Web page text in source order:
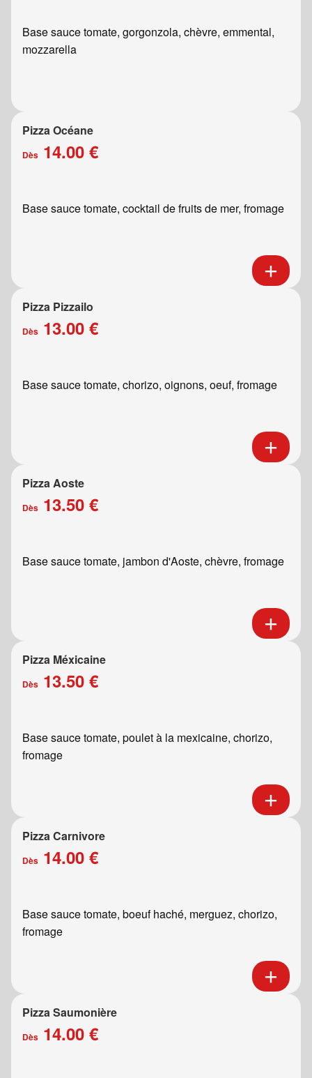
Base sauce tomate, gorgonzola, chèvre, emmental,
mozzarella
Pizza Océane
Dès 14.00 €
Base sauce tomate, cocktail de fruits de mer, fromage
Pizza Pizzailo
Dès 13.00 €
Base sauce tomate, chorizo, oignons, oeuf, fromage
Pizza Aoste
Dès 13.50 €
Base sauce tomate, jambon d'Aoste, chèvre, fromage
Pizza Méxicaine
Dès 13.50 €
Base sauce tomate, poulet à la mexicaine, chorizo,
fromage
Pizza Carnivore
Dès 14.00 €
Base sauce tomate, boeuf haché, merguez, chorizo,
fromage
Pizza Saumonière
Dès 14.00 €